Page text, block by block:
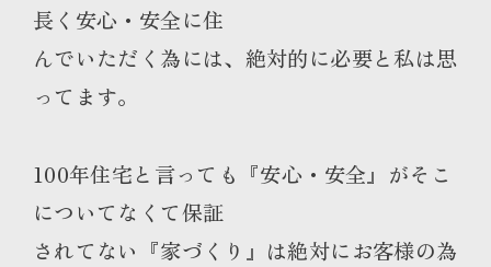
長く安心・安全に住
んでいただく為には、絶対的に必要と私は思
ってます。
100年住宅と言っても『安心・安全』がそこ
についてなくて保証
されてない『家づくり』は絶対にお客様の為